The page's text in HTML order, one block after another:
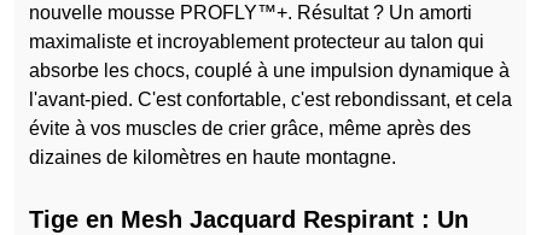
nouvelle mousse PROFLY™+. Résultat ? Un amorti
maximaliste et incroyablement protecteur au talon qui
absorbe les chocs, couplé à une impulsion dynamique à
l'avant-pied. C'est confortable, c'est rebondissant, et cela
évite à vos muscles de crier grâce, même après des
dizaines de kilomètres en haute montagne.
Tige en Mesh Jacquard Respirant : Un